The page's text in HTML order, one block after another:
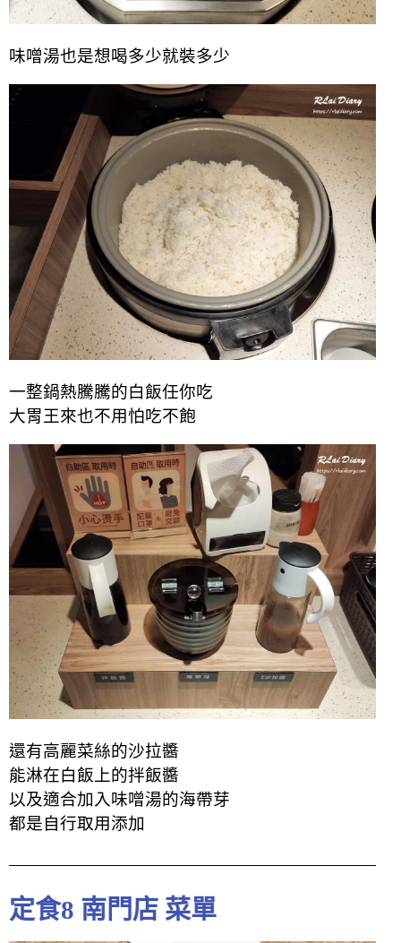
味噌湯也是想喝多少就裝多少
一整鍋熱騰騰的白飯任你吃
大胃王來也不用怕吃不飽
還有高麗菜絲的沙拉醬
能淋在白飯上的拌飯醬
以及適合加入味噌湯的海帶芽
都是自行取用添加
定食8 南門店 菜單